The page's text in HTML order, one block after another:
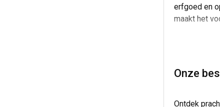
erfgoed en
maakt het
Bij het
surfen, of
uitgerust en
standaard in
Onze
Ontdek